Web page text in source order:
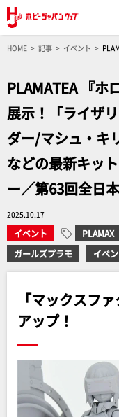
HOME 記事 イベント
PLAMATEA 『ホ
展示！「ライザ
ダー/マシュ・キ
などの最新キッ
ー／第63回全日
2025.10.17
イベント PLAMAX
ガールズプラモ
イベ
「マックスフ
アップ！